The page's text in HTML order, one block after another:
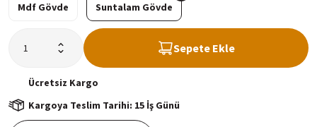
Mdf Gövde Suntalam Gövde
Sepete Ekle
Ücretsiz Kargo
Kargoya Teslim Tarihi: 15 İş Günü